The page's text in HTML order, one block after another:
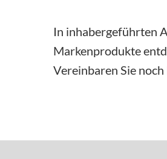
Bildergalerie
In inhabergeführten
Markenprodukte
Vereinbaren Sie